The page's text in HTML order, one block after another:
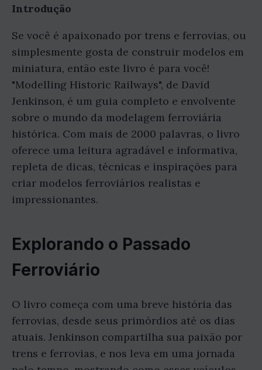
Introdução
Se você é apaixonado por trens e ferrovias, ou
simplesmente gosta de construir modelos em
miniatura, então este livro é para você!
"Modelling Historic Railways", de David
Jenkinson, é um guia completo e envolvente
sobre o mundo da modelagem ferroviária
histórica. Com mais de 2000 palavras, o livro
oferece uma leitura agradável e informativa,
repleta de dicas, técnicas e inspirações para
criar modelos ferroviários realistas e
impressionantes.
Explorando o Passado
Ferroviário
O livro começa com uma breve história das
ferrovias, desde seus primórdios até os dias
atuais. Jenkinson compartilha sua paixão por
trens e ferrovias, e nos leva em uma jornada